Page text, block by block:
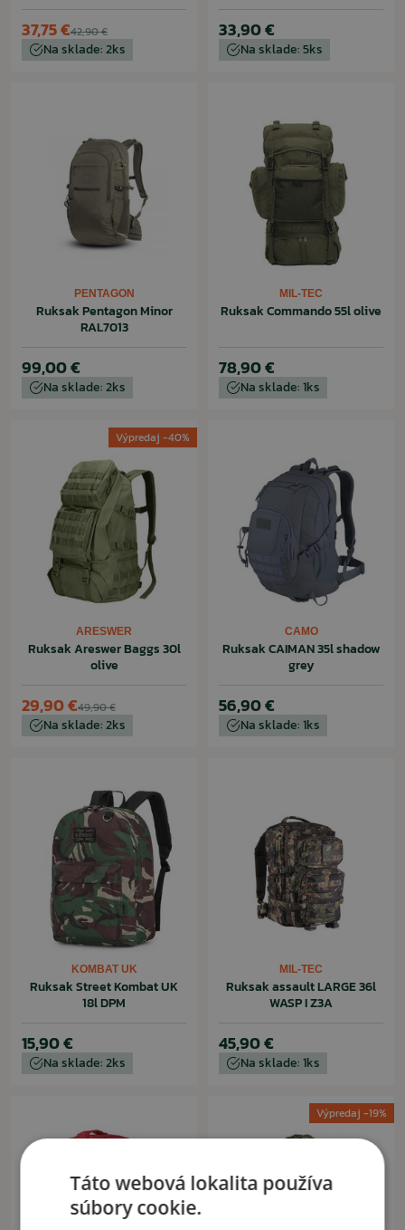
42,90 €
37,75 €
Na sklade: 2ks
33,90 €
Na sklade: 5ks
PENTAGON
Ruksak Pentagon Minor
RAL7013
99,00 €
Na sklade: 2ks
MIL-TEC
Ruksak Commando 55l olive
78,90 €
Na sklade: 1ks
Výpredaj -40%
ARESWER
Ruksak Areswer Baggs 30l
olive
49,90 €
29,90 €
Na sklade: 2ks
CAMO
Ruksak CAIMAN 35l shadow
grey
56,90 €
Na sklade: 1ks
KOMBAT UK
Ruksak Street Kombat UK
18l DPM
15,90 €
Na sklade: 2ks
MIL-TEC
Ruksak assault LARGE 36l
WASP I Z3A
45,90 €
Na sklade: 1ks
Výpredaj -19%
Táto webová lokalita používa
súbory cookie.